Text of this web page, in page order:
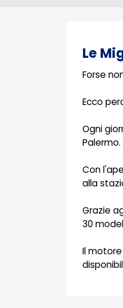
Le
Forse
Ecco
Ogni
Palermo.
Con
alla
Grazie
30
Il